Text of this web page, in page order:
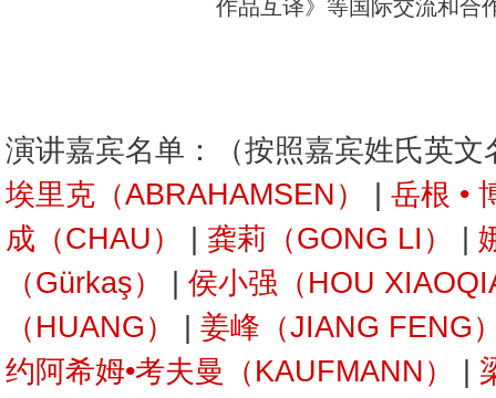
作品互译》等国际交流和合
演讲嘉宾名单：（按照嘉宾姓氏英文
埃里克（ABRAHAMSEN）
岳根 •
成（CHAU）
龚莉（GONG LI）
（Gürkaş）
侯小强（HOU
（HUANG）
姜峰（JIANG FENG
约阿希姆•考夫曼（KAUFMANN）